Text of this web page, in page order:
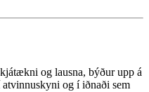
og lausna, býður upp á
og í iðnaði sem